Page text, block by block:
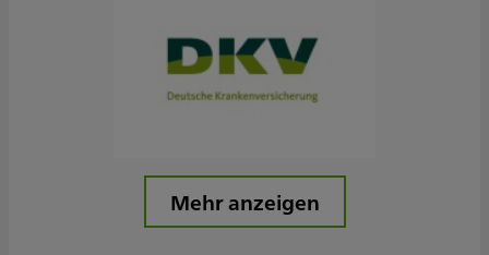
Mehr anzeigen